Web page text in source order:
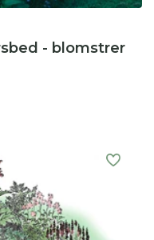
- blomstrer